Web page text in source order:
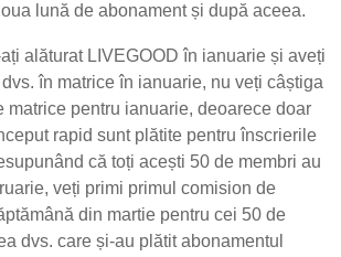
lună de abonament și după aceea.
alăturat LIVEGOOD în ianuarie și aveți
în matrice în ianuarie, nu veți câștiga
matrice pentru ianuarie, deoarece doar
rapid sunt plătite pentru înscrierile
că toți acești 50 de membri au
veți primi primul comision de
din martie pentru cei 50 de
dvs. care și-au plătit abonamentul